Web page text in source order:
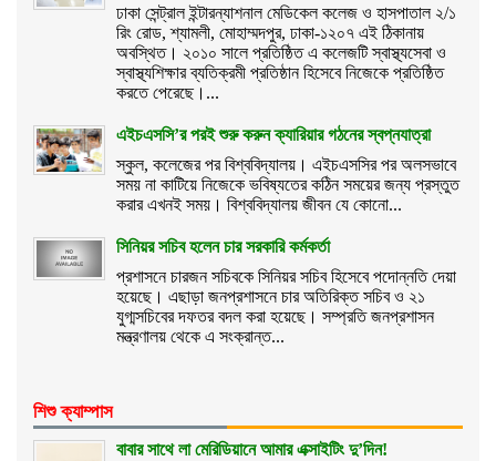
ঢাকা সেন্ট্রাল ইন্টারন্যাশনাল মেডিকেল কলেজ ও হাসপাতাল ২/১
রিং রোড, শ্যামলী, মোহাম্মদপুর, ঢাকা-১২০৭ এই ঠিকানায়
অবস্থিত। ২০১০ সালে প্রতিষ্ঠিত এ কলেজটি স্বাস্থ্যসেবা ও
স্বাস্থ্যশিক্ষার ব্যতিক্রমী প্রতিষ্ঠান হিসেবে নিজেকে প্রতিষ্ঠিত
করতে পেরেছে।...
এইচএসসি’র পরই শুরু করুন ক্যারিয়ার গঠনের স্বপ্নযাত্রা
স্কুল, কলেজের পর বিশ্ববিদ্যালয়। এইচএসসির পর অলসভাবে
সময় না কাটিয়ে নিজেকে ভবিষ্যতের কঠিন সময়ের জন্য প্রস্তুত
করার এখনই সময়। বিশ্ববিদ্যালয় জীবন যে কোনো...
সিনিয়র সচিব হলেন চার সরকারি কর্মকর্তা
প্রশাসনে চারজন সচিবকে সিনিয়র সচিব হিসেবে পদোন্নতি দেয়া
হয়েছে। এছাড়া জনপ্রশাসনে চার অতিরিক্ত সচিব ও ২১
যুগ্মসচিবের দফতর বদল করা হয়েছে। সম্প্রতি জনপ্রশাসন
মন্ত্রণালয় থেকে এ সংক্রান্ত...
শিশু ক্যাম্পাস
বাবার সাথে লা মেরিডিয়ানে আমার এক্সাইটিং দু’দিন!